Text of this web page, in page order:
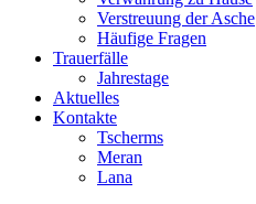
Verstreuung der Asche
Häufige Fragen
Trauerfälle
Jahrestage
Aktuelles
Kontakte
Tscherms
Meran
Lana